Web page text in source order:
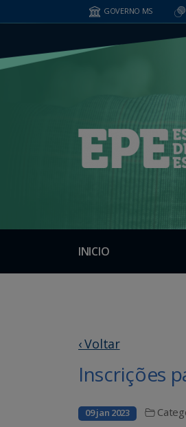
GOVERNO MS
INICIO
‹ Voltar
Inscrições
09 jan 2023